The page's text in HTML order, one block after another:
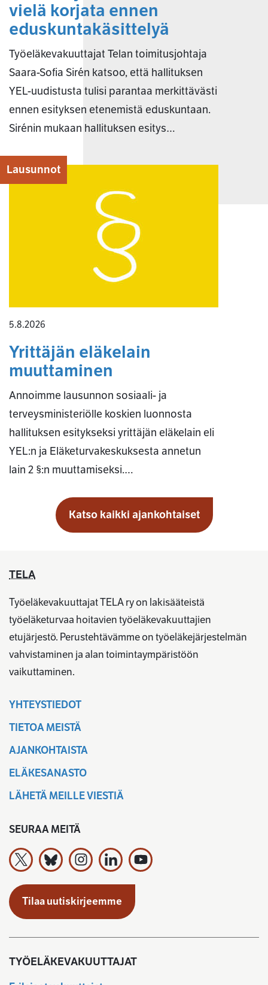
vielä korjata ennen
eduskuntakäsittelyä
Työeläkevakuuttajat Telan toimitusjohtaja
Saara-Sofia Sirén katsoo, että hallituksen
YEL-uudistusta tulisi parantaa merkittävästi
ennen esityksen etenemistä eduskuntaan.
Sirénin mukaan hallituksen esitys…
Lausunnot
5.8.2026
Yrittäjän eläkelain
muuttaminen
Annoimme lausunnon sosiaali- ja
terveysministeriölle koskien luonnosta
hallituksen esitykseksi yrittäjän eläkelain eli
YEL:n ja Eläketurvakeskuksesta annetun
lain 2 §:n muuttamiseksi.…
Katso kaikki ajankohtaiset
TELA
Työeläkevakuuttajat TELA ry on lakisääteistä
työeläketurvaa hoitavien työeläkevakuuttajien
etujärjestö. Perustehtävämme on työeläkejärjestelmän
vahvistaminen ja alan toimintaympäristöön
vaikuttaminen.
YHTEYSTIEDOT
TIETOA MEISTÄ
AJANKOHTAISTA
ELÄKESANASTO
LÄHETÄ MEILLE VIESTIÄ
SEURAA MEITÄ
Työeläkevakuuttajat TELA ry X:ssä
Työeläkevakuuttajat TELA ry Bluesky:ssa
Työeläkevakuuttajat TELA ry
Työeläkevakuuttajat TELA ry
Työeläkevakuuttajat TELA ry
Tilaa uutiskirjeemme
TYÖELÄKEVAKUUTTAJAT